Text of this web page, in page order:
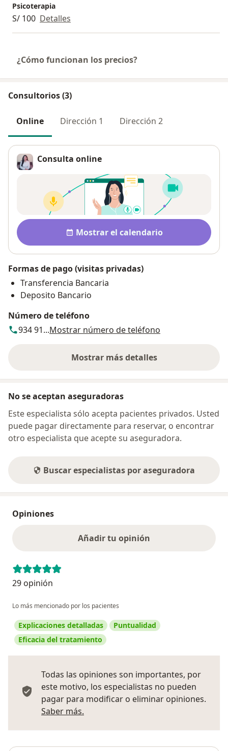
Psicoterapia
S/ 100 Detalles
¿Cómo funcionan los precios?
Consultorios (3)
Online Dirección 1 Dirección 2
Consulta online
Disponibilidad
Mostrar el calendario
Formas de pago (visitas privadas)
Transferencia Bancaria
Deposito Bancario
Número de teléfono
934 91...Mostrar número de teléfono
Mostrar más detalles
sobre la dirección
No se aceptan aseguradoras
Este especialista sólo acepta pacientes privados. Usted
puede pagar directamente para reservar, o encontrar
otro especialista que acepte su aseguradora.
Buscar especialistas por aseguradora
Opiniones
Añadir tu opinión
29 opinión
Lo más mencionado por los pacientes
Explicaciones detalladas
Puntualidad
Eficacia del tratamiento
Todas las opiniones son importantes, por
este motivo, los especialistas no pueden
pagar para modificar o eliminar opiniones.
Saber más.